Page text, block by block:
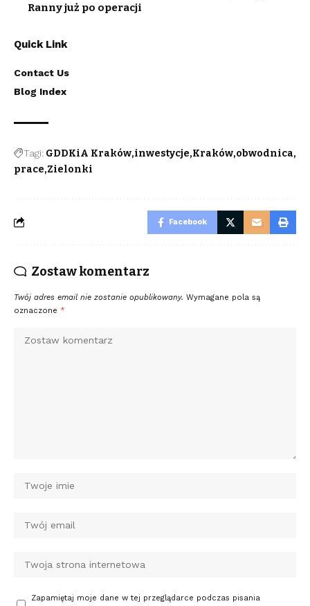
Ranny już po operacji
Quick Link
Contact Us
Blog Index
Tagi: GDDKiA Kraków inwestycje Kraków obwodnica
prace Zielonki
Facebook
Zostaw komentarz
Twój adres email nie zostanie opublikowany. Wymagane pola są
oznaczone *
Zapamiętaj moje dane w tej przeglądarce podczas pisania